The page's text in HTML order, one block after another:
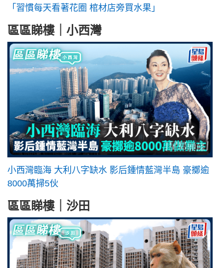
「習慣每天看著花圈 棺材店旁買水果」
區區睇樓｜小西灣
小西灣臨海 大利八字缺水 影后鍾情藍灣半島 豪擲逾
8000萬掃5伙
區區睇樓｜沙田